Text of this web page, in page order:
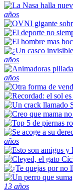
años
años
años
años
13 años